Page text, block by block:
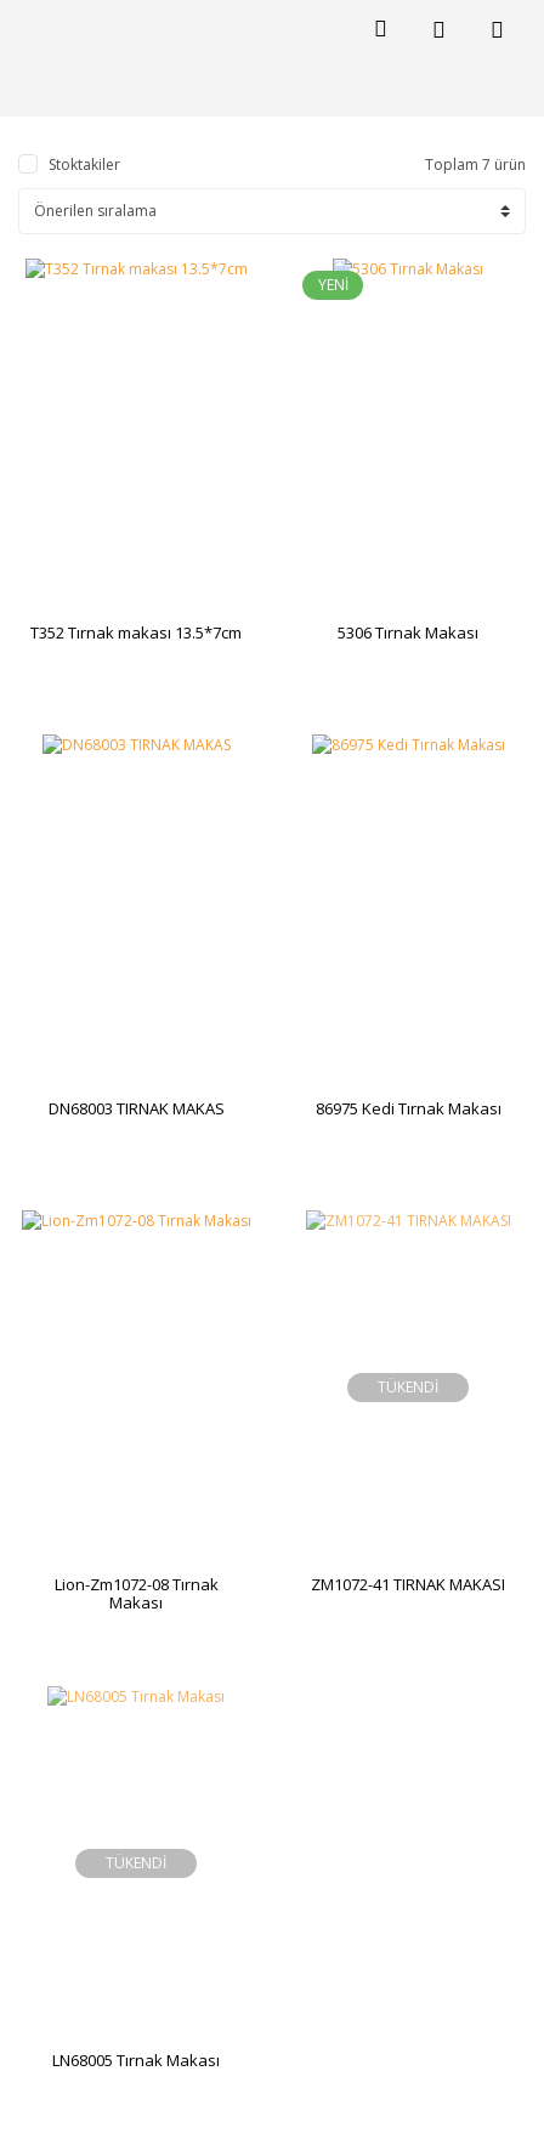
Stoktakiler Toplam 7 ürün
T352 Tırnak makası 13.5*7cm
YENİ
5306 Tırnak Makası
DN68003 TIRNAK MAKAS 86975 Kedi Tırnak Makası
Lion-Zm1072-08 Tırnak
Makası
TÜKENDİ
ZM1072-41 TIRNAK MAKASI
TÜKENDİ
LN68005 Tırnak Makası